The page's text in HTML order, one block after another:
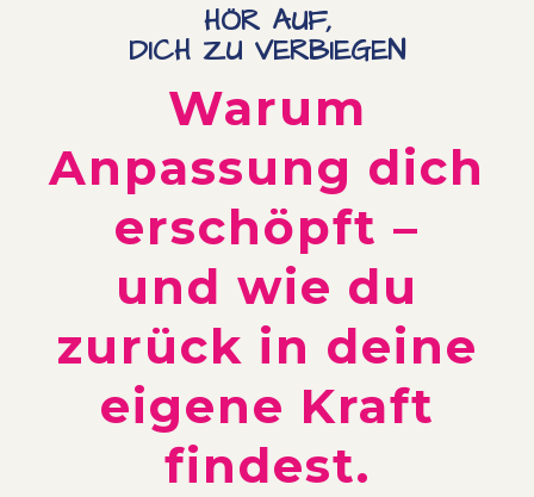
HÖR AUF,
DICH ZU VERBIEGEN
Warum
Anpassung dich
erschöpft –
und wie du
zurück in deine
eigene Kraft
findest.